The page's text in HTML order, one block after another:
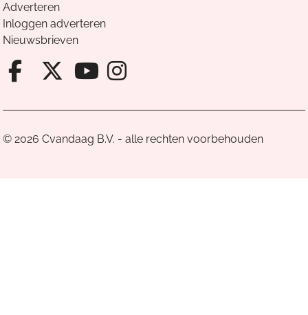
Adverteren
Inloggen adverteren
Nieuwsbrieven
Facebook van Cvandaag
X van Cvandaag
Instagram van
© 2026 Cvandaag B.V. - alle rechten voorbehouden